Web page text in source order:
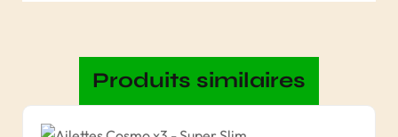
Produits similaires